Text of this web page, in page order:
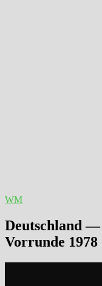
WM
Deutschland
Vorrunde 1978